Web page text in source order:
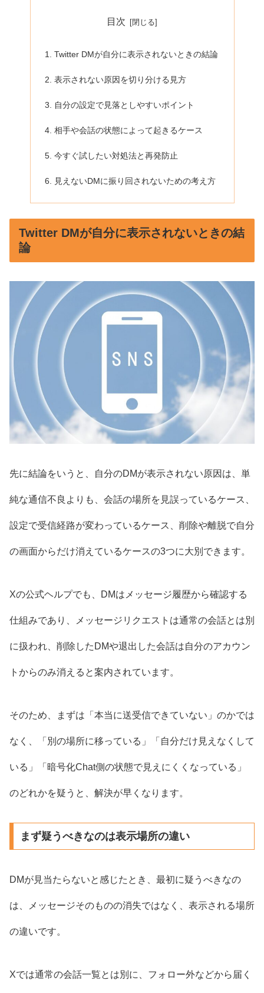
目次
Twitter DMが自分に表示されないときの結論
表示されない原因を切り分ける見方
自分の設定で見落としやすいポイント
相手や会話の状態によって起きるケース
今すぐ試したい対処法と再発防止
見えないDMに振り回されないための考え方
Twitter DMが自分に表示されないときの結
論
先に結論をいうと、自分のDMが表示されない原因は、単
純な通信不良よりも、会話の場所を見誤っているケース、
設定で受信経路が変わっているケース、削除や離脱で自分
の画面からだけ消えているケースの3つに大別できます。
Xの公式ヘルプでも、DMはメッセージ履歴から確認する
仕組みであり、メッセージリクエストは通常の会話とは別
に扱われ、削除したDMや退出した会話は自分のアカウン
トからのみ消えると案内されています。
そのため、まずは「本当に送受信できていない」のかでは
なく、「別の場所に移っている」「自分だけ見えなくして
いる」「暗号化Chat側の状態で見えにくくなっている」
のどれかを疑うと、解決が早くなります。
まず疑うべきなのは表示場所の違い
DMが見当たらないと感じたとき、最初に疑うべきなの
は、メッセージそのものの消失ではなく、表示される場所
の違いです。
Xでは通常の会話一覧とは別に、フォロー外などから届く